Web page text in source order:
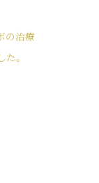
の治療
。